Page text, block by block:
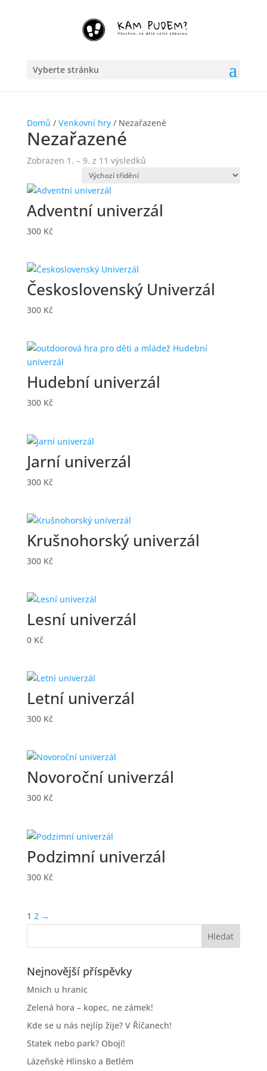
Vyberte stránku
Domů / Venkovní hry/ Nezařazené
Nezařazené
Zobrazen 1. – 9. z 11 výsledků
Adventní univerzál
300 Kč
Československý Univerzál
300 Kč
Hudební univerzál
300 Kč
Jarní univerzál
300 Kč
Krušnohorský univerzál
300 Kč
Lesní univerzál
0 Kč
Letní univerzál
300 Kč
Novoroční univerzál
300 Kč
Podzimní univerzál
300 Kč
1 2 →
Nejnovější příspěvky
Mnich u hranic
Zelená hora – kopec, ne zámek!
Kde se u nás nejlíp žije? V Říčanech!
Statek nebo park? Obojí!
Lázeňské Hlinsko a Betlém